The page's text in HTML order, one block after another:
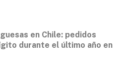
en Chile: pedidos
durante el último año en